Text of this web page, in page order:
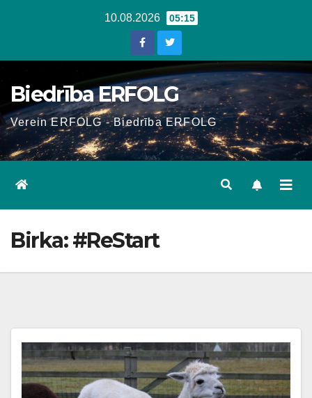
10.08.2026 05:15
Biedrība ERFOLG
Verein ERFOLG - Biedrība ERFOLG
Birka:#ReStart